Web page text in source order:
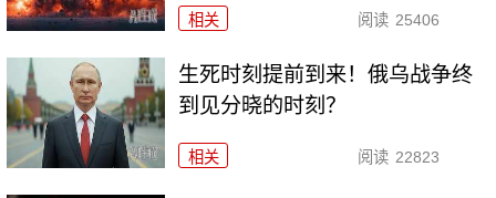
相关 阅读 25406
生死时刻提前到来！俄乌战争终
到见分晓的时刻？
相关 阅读 22823